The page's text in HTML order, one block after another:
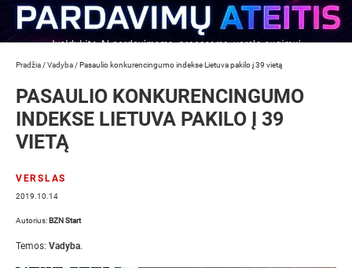
Pradžia /Vadyba /Pasaulio konkurencingumo indekse Lietuva pakilo į 39 vietą
PASAULIO KONKURENCINGUMO
INDEKSE LIETUVA PAKILO Į 39
VIETĄ
VERSLAS
2019.10.14
Autorius: BZN Start
Temos: Vadyba.